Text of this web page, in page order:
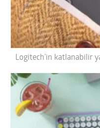
Logitech’in katlanabilir